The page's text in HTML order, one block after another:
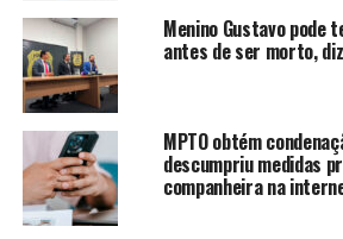
Menino Gustavo
antes de ser morto,
MPTO obtém
descumpriu medidas
companheira na